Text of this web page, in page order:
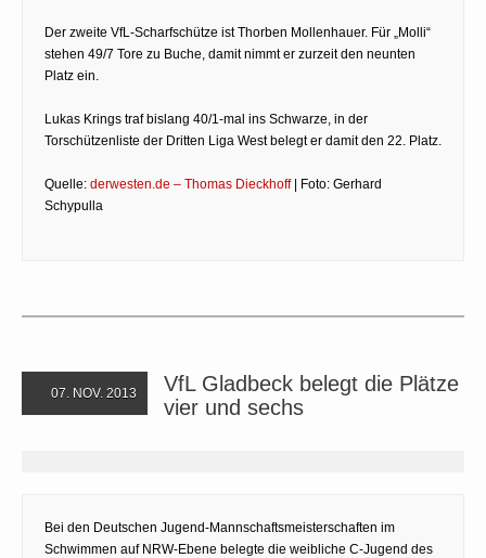
Der zweite VfL-Scharfschütze ist Thorben Mollenhauer. Für „Molli“
stehen 49/7 Tore zu Buche, damit nimmt er zurzeit den neunten
Platz ein.
Lukas Krings traf bislang 40/1-mal ins Schwarze, in der
Torschützenliste der Dritten Liga West belegt er damit den 22. Platz.
Quelle: derwesten.de – Thomas Dieckhoff| Foto: Gerhard
Schypulla
07. NOV. 2013
VfL Gladbeck belegt die Plätze
vier und sechs
Bei den Deutschen Jugend-Mannschaftsmeisterschaften im
Schwimmen auf NRW-Ebene belegte die weibliche C-Jugend des